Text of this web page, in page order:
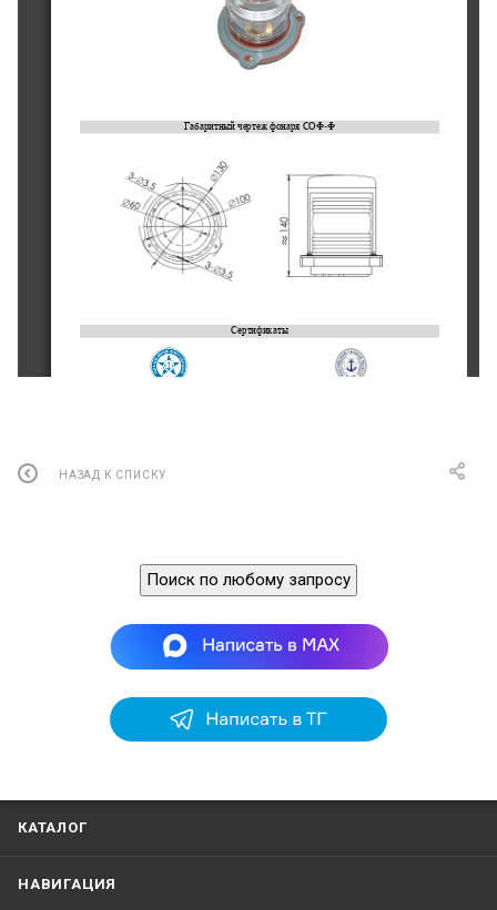
Габаритный чертеж фонаря СОФ-Ф
Сертификаты
НАЗАД К СПИСКУ
Поиск по любому запросу
КАТАЛОГ
НАВИГАЦИЯ